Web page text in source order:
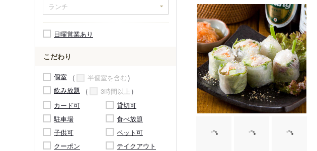
日曜営業あり
こだわり
個室
半個室を含む
飲み放題
3時間以上
カード可
貸切可
駐車場
食べ放題
子供可
ペット可
クーポン
テイクアウト